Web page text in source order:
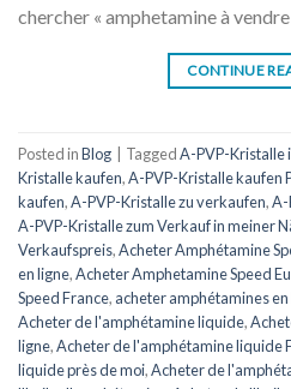
chercher « amphetamine à
CONTINUE
Posted inBlog TaggedA-PVP-Kristalle
Kristalle kaufen,A-PVP-Kristalle kaufen
kaufen,A-PVP-Kristalle zu verkaufen,A-
A-PVP-Kristalle zum Verkauf in meiner
Verkaufspreis,Acheter Amphétamine
​​​​en ligne,Acheter Amphetamine Speed
Speed ​​​​France, acheter amphétamines
Acheter de l'amphétamine liquide,
ligne,Acheter de l'amphétamine liquide
liquide près de moi,Acheter de